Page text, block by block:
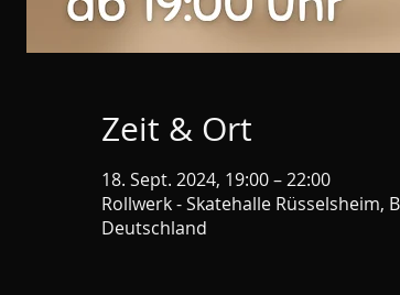
Zeit & Ort
18. Sept. 2024, 19:00 – 22:00
Rollwerk - Skatehalle Rüsselsheim,
Deutschland